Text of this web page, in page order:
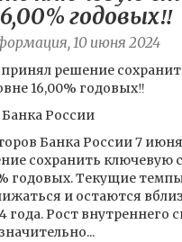
годовых‼️
10 июня 2024
решение
16,00% годовых‼️
России
Банка России 7
сохранить ключевую
годовых. Текущие
и остаются
года. Рост внутреннего